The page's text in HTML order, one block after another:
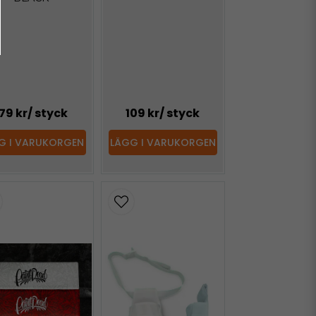
kr/ styck
I VARUKORGEN
109 kr/ styck
LÄGG I VARUKORGEN